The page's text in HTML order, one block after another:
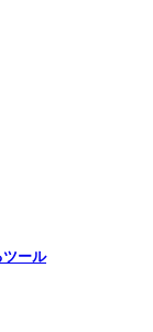
ール